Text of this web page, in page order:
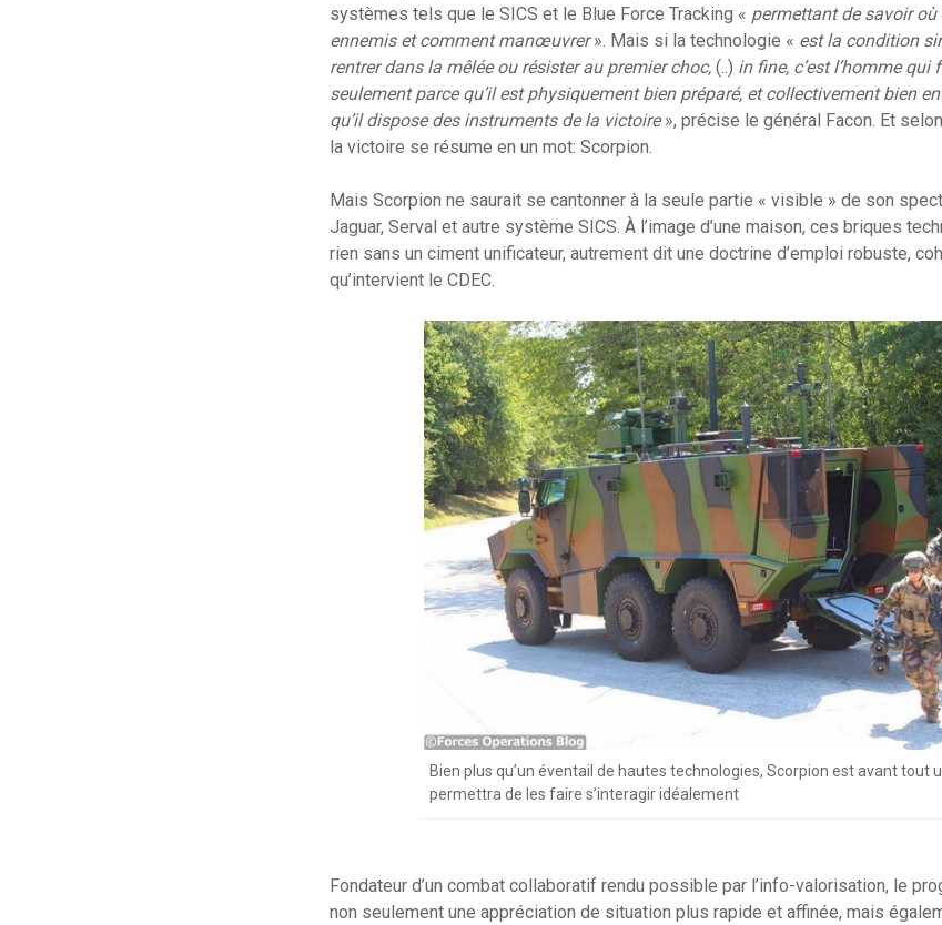
systèmes tels que le SICS et le Blue Force Tracking « permettant de savoir
ennemis et comment manœuvrer». Mais si la technologie « est la condition
rentrer dans la mêlée ou résister au premier choc, (..) in fine, c’est l’homme
seulement parce qu’il est physiquement bien préparé, et collectivement bien
qu’il dispose des instruments de la victoire», précise le général Facon. Et
la victoire se résume en un mot: Scorpion.
Mais Scorpion ne saurait se cantonner à la seule partie « visible » de son
Jaguar, Serval et autre système SICS. À l’image d’une maison, ces briques
rien sans un ciment unificateur, autrement dit une doctrine d’emploi robuste,
qu’intervient le CDEC.
Bien plus qu’un éventail de hautes technologies, Scorpion est avant tout
permettra de les faire s’interagir idéalement
Fondateur d’un combat collaboratif rendu possible par l’info-valorisation, le
non seulement une appréciation de situation plus rapide et affinée, mais